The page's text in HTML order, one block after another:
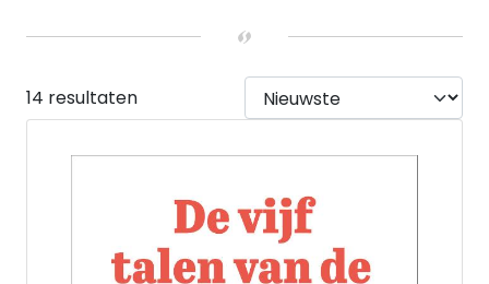
Hardback (3)
14 resultaten